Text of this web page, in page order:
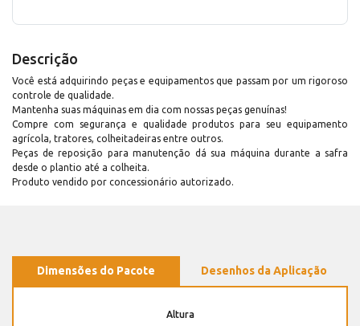
Descrição
Você está adquirindo peças e equipamentos que passam por um rigoroso
controle de qualidade.
Mantenha suas máquinas em dia com nossas peças genuínas!
Compre com segurança e qualidade produtos para seu equipamento
agrícola, tratores, colheitadeiras entre outros.
Peças de reposição para manutenção dá sua máquina durante a safra
desde o plantio até a colheita.
Produto vendido por concessionário autorizado.
Dimensões do Pacote Desenhos da Aplicação
Altura